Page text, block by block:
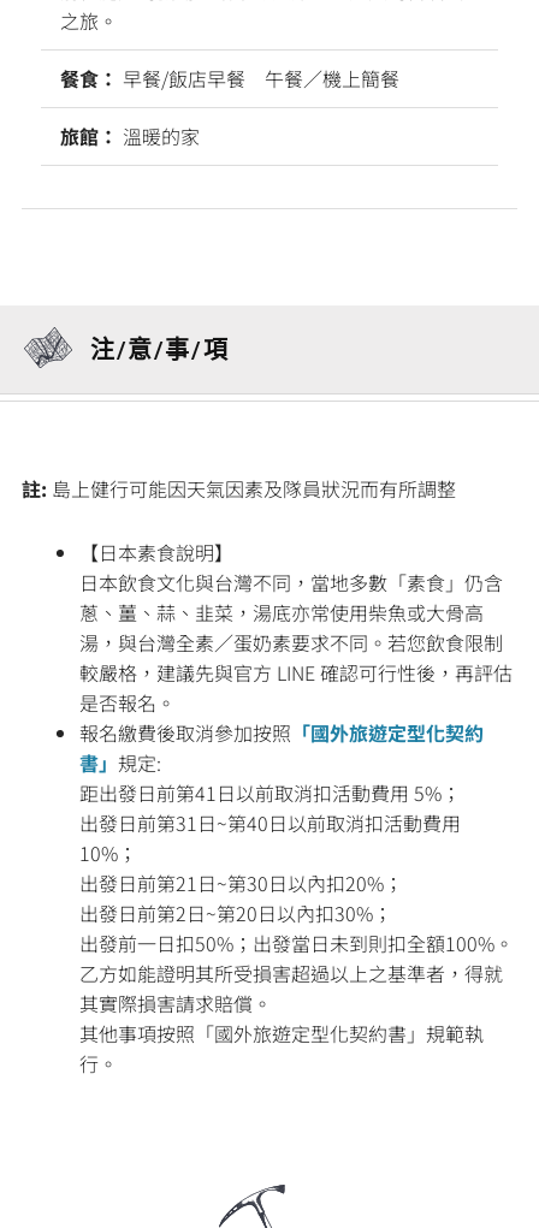
之旅。
餐食： 早餐/飯店早餐 午餐／機上簡餐
旅館： 溫暖的家
注/意/事/項
註: 島上健行可能因天氣因素及隊員狀況而有所調整
【日本素食說明】
日本飲食文化與台灣不同，當地多數「素食」仍含
蔥、薑、蒜、韭菜，湯底亦常使用柴魚或大骨高
湯，與台灣全素／蛋奶素要求不同。若您飲食限制
較嚴格，建議先與官方 LINE 確認可行性後，再評估
是否報名。
報名繳費後取消參加按照 「國外旅遊定型化契約
書」 規定:
距出發日前第41日以前取消扣活動費用 5%；
出發日前第31日~第40日以前取消扣活動費用
10%；
出發日前第21日~第30日以內扣20%；
出發日前第2日~第20日以內扣30%；
出發前一日扣50%；出發當日未到則扣全額100%。
乙方如能證明其所受損害超過以上之基準者，得就
其實際損害請求賠償。
其他事項按照「國外旅遊定型化契約書」規範執
行。